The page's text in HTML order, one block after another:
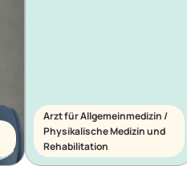
Arzt für Allgemeinmedizin /
Physikalische Medizin und
Rehabilitation